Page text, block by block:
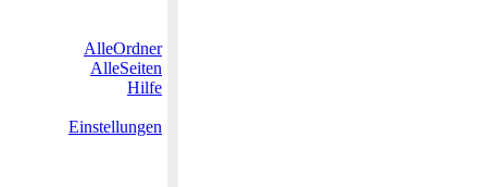
AlleOrdner
AlleSeiten
Hilfe
Einstellungen